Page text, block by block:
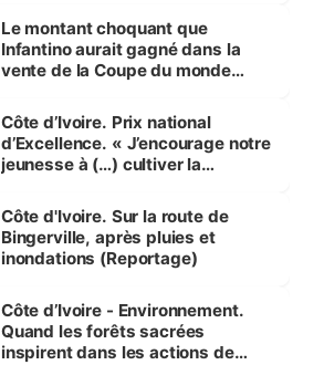
Le montant choquant que
Infantino aurait gagné dans la
vente de la Coupe du monde
Côte d’Ivoire. Prix national
d’Excellence. « J’encourage notre
jeunesse à (…) cultiver la
(Alassane Ouattara
Côte d'Ivoire. Sur la route de
Bingerville, après pluies et
inondations (Reportage)
Côte d’Ivoire - Environnement.
Quand les forêts sacrées
inspirent dans les actions de